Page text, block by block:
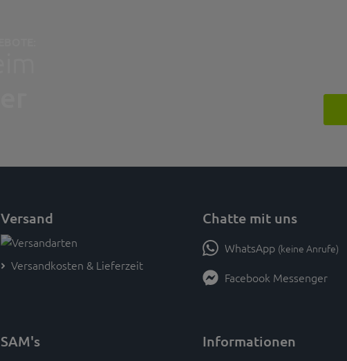
Versand
Versandkosten & Lieferzeit
Chatte mit uns
WhatsApp (keine Anrufe)
Facebook Messenger
SAM's Informationen